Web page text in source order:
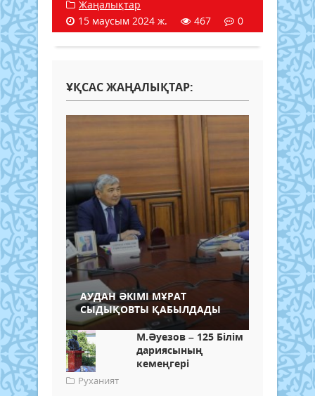
Жаңалықтар
15 маусым 2024 ж.
467 0
ҰҚСАС ЖАҢАЛЫҚТАР:
АУДАН ӘКІМІ МҰРАТ
СЫДЫҚОВТЫ ҚАБЫЛДАДЫ
М.Әуезов – 125 Білім
дариясының
кемеңгері
Руханият